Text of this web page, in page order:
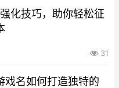
化技巧，助你轻松征
31
戏名如何打造独特的